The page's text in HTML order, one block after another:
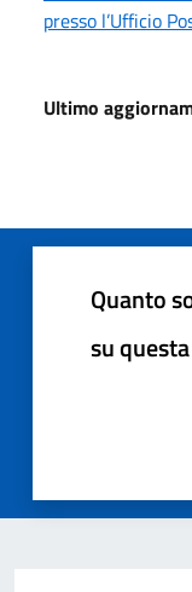
presso l’Ufficio
Ultimo
Quanto
su